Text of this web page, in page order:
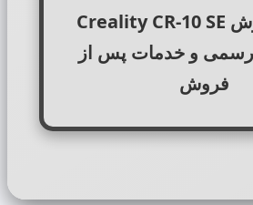
Creality CR-10 SE
رسمی و خدمات پس از
فروش